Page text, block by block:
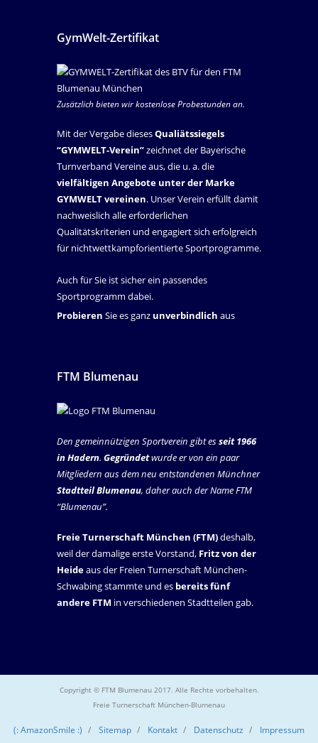
GymWelt-Zertifikat
Zusätzlich bieten wir kostenlose Probestunden an.
Mit der Vergabe diesesQualiätssiegels
“GYMWELT-Verein”zeichnet der Bayerische
Turnverband Vereine aus, die u. a. die
vielfältigen Angebote unter der Marke
GYMWELT vereinen. Unser Verein erfüllt damit
nachweislich alle erforderlichen
Qualitätskriterien und engagiert sich erfolgreich
für nichtwettkampforientierte Sportprogramme.
Auch für Sie ist sicher ein passendes
Sportprogramm dabei.
Probieren Sie es ganz unverbindlich aus
FTM Blumenau
Den gemeinnützigen Sportverein gibt esseit 1966
in Hadern. Gegründetwurde er von ein paar
Mitgliedern aus dem neu entstandenen Münchner
Stadtteil Blumenau, daher auch der Name FTM
“Blumenau”.
Freie Turnerschaft München (FTM)deshalb,
weil der damalige erste Vorstand, Fritz von der
Heideaus der Freien Turnerschaft München-
Schwabing stammte und es bereits fünf
andere FTM in verschiedenen Stadtteilen gab.
Copyright © FTM Blumenau 2017. Alle Rechte vorbehalten.
Freie Turnerschaft München-Blumenau
(: AmazonSmile :) Sitemap Kontakt Datenschutz Impressum